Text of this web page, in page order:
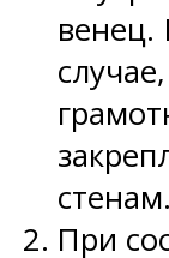
венец.
стенам.
При